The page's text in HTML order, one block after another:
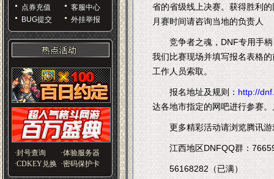
点券充值
客服中心
BUG提交
外挂举报
·封号查询
·体验服务器
·CDKEY兑换 ·密码保护卡
省的省级线上决赛。获得胜利
月赛时间请咨询当地的负责人
竞争者之魂，DNF专用手柄
我们比赛现场并填写报名表格
工作人员索取。
报名地址及规则： http://
达各地市指定的网吧进行参赛
更多精彩活动请浏览腾讯游
江西地区DNFQQ群：
56168282（已满）